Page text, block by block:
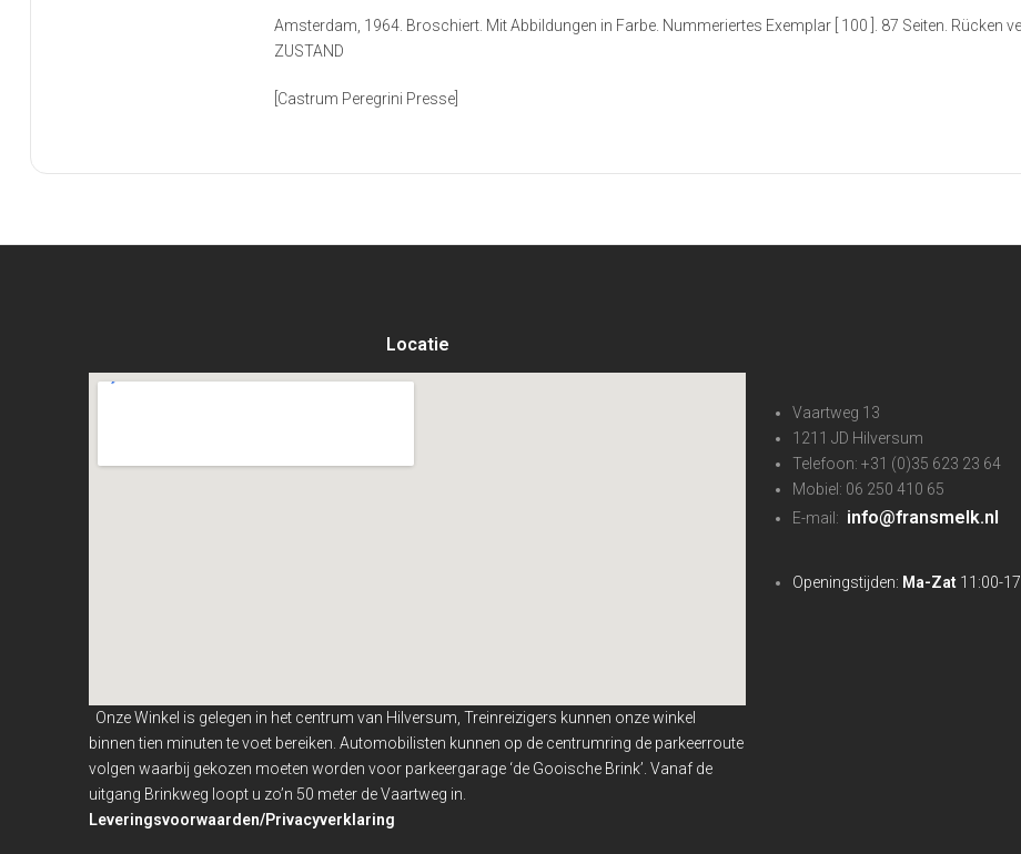
Amsterdam, 1964. Broschiert. Mit Abbildungen in Farbe. Nummeriertes Exemplar [ 100 ]. 87 Seiten. Rücken
ZUSTAND
[Castrum Peregrini Presse]
Locatie
Onze Winkel is gelegen in het centrum van Hilversum, Treinreizigers kunnen onze winkel
binnentien minuten te voet bereiken. Automobilisten kunnen op de centrumring de parkeerroute
volgen waarbij gekozen moeten worden voor parkeergarage ‘de Gooische Brink’. Vanaf de
uitgang Brinkweg loopt u zo’n 50 meter de Vaartweg in.
Leveringsvoorwaarden/Privacyverklaring
Vaartweg 13
1211 JD Hilversum
Telefoon: +31 (0)35 623 23 64
Mobiel: 06 250 410 65
E-mail: info@fransmelk.nl
Openingstijden: Ma-Zat 11:00-